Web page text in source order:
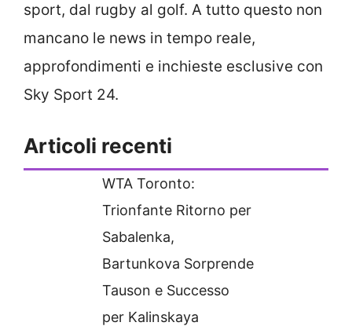
sport, dal rugby al golf. A tutto questo non
mancano le news in tempo reale,
approfondimenti e inchieste esclusive con
Sky Sport 24.
Articoli recenti
WTA Toronto:
Trionfante Ritorno per
Sabalenka,
Bartunkova Sorprende
Tauson e Successo
per Kalinskaya